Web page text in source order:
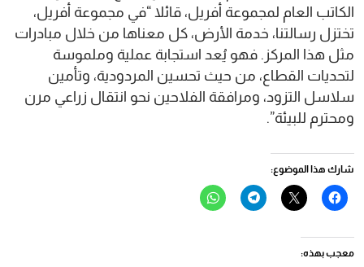
الكاتب العام لمجموعة أفريل، قائلا “في مجموعة أفريل،
تختزل رسالتنا، خدمة الأرض، كل معناها من خلال مبادرات
مثل هذا المركز. فهو يُعد استجابة عملية وملموسة
لتحديات القطاع، من حيث تحسين المردودية، وتأمين
سلاسل التزود، ومرافقة الفلاحين نحو انتقال زراعي مرن
ومحترم للبيئة”.
شارك هذا الموضوع:
انقر
للمشاركة
(فتح
في
نافذة
النقر
للمشاركة
انقر
للمشاركة
انقر
للمشاركة
معجب بهذه: